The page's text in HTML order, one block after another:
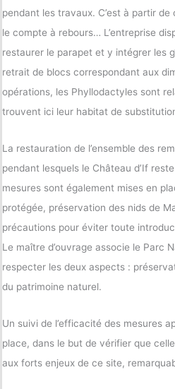
pendant les travaux. C’est à partir
le compte à rebours… L’entreprise
restaurer le parapet et y intégrer les
retrait de blocs correspondant aux
opérations, les Phyllodactyles sont
trouvent ici leur habitat de
La restauration de l’ensemble des
pendant lesquels le Château d’If
mesures sont également mises en
protégée, préservation des nids de
précautions pour éviter toute
Le maître d’ouvrage associe le Parc
respecter les deux aspects :
du patrimoine naturel.
Un suivi de l’efficacité des mesures
place, dans le but de vérifier que
aux forts enjeux de ce site,